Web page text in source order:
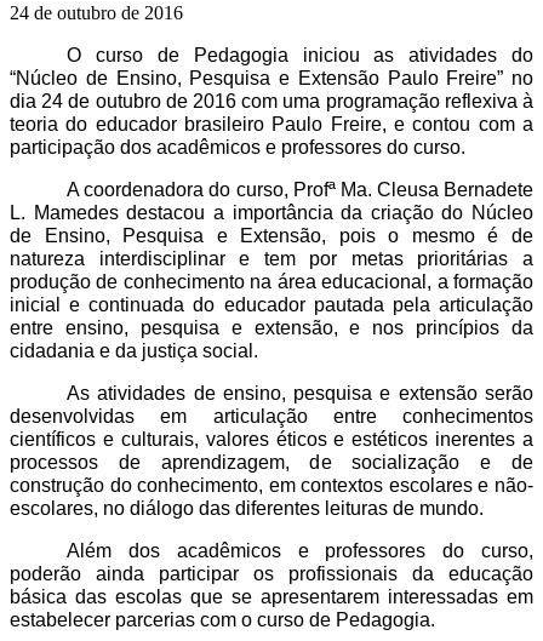
24 de outubro de 2016
O curso de Pedagogia iniciou as atividades do
“Núcleo de Ensino, Pesquisa e Extensão Paulo Freire” no
dia 24 de outubro de 2016 com uma programação reflexiva à
teoria do educador brasileiro Paulo Freire, econtou com a
participação dos acadêmicos e professores do curso.
A coordenadora do curso, Profª Ma. Cleusa Bernadete
L. Mamedes destacou a importância da criação do Núcleo
de Ensino, Pesquisa e Extensão, pois o mesmo é de
natureza interdisciplinar e tem por metas prioritárias a
produção de conhecimento na área educacional, a formação
inicial e continuada do educador pautada pela articulação
entre ensino, pesquisa e extensão, e nos princípios da
cidadania e da justiça social.
As atividades de ensino, pesquisa e extensão serão
desenvolvidas em articulação entre conhecimentos
científicos e culturais, valores éticos e estéticos inerentes a
processos de aprendizagem, de socialização e de
construção do conhecimento, em contextos escolares e não-
escolares, no diálogo das diferentes leituras de mundo.
Além dos acadêmicos e professores do curso,
poderão ainda participar os profissionais da educação
básica das escolas que se apresentarem interessadas em
estabelecer parcerias com o curso de Pedagogia.